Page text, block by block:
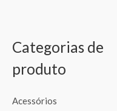
Categorias de
produto
Acessórios